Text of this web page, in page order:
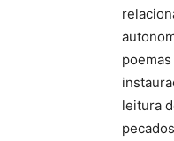
leitura